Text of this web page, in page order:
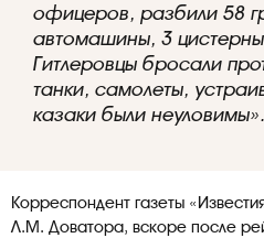
офицеров, разбили 58
автомашины, 3
Гитлеровцы бросали
танки, самолеты,
казаки были неуловимы».
Корреспондент газеты
Л.М. Доватора, вскоре после